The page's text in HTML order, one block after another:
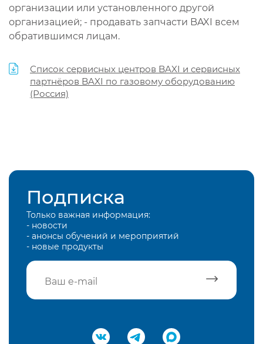
организации или установленного другой
организацией; - продавать запчасти BAXI всем
обратившимся лицам.
Список сервисных центров BAXI и сервисных
партнёров BAXI по газовому оборудованию
(Россия)
Подписка
Только важная информация:
- новости
- анонсы обучений и мероприятий
- новые продукты